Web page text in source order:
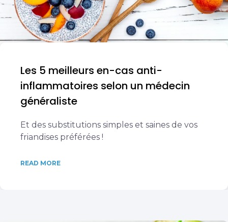
Les 5 meilleurs en-cas anti-
inflammatoires selon un médecin
généraliste
Et des substitutions simples et saines de vos
friandises préférées !
READ MORE